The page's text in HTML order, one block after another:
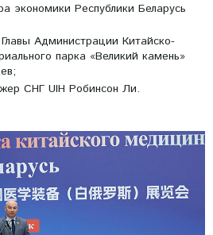
экономики Республики Беларусь
Администрации Китайско-
парка «Великий камень»
СНГ UIH Робинсон Ли.